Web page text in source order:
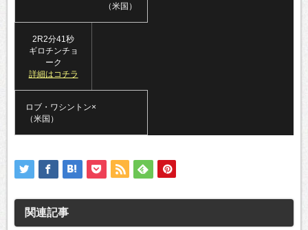
（米国）
2R2分41秒
ギロチンチョ
ーク
詳細はコチラ
ロブ・ワシントン×
（米国）
関連記事